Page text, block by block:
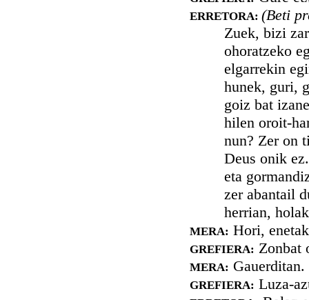
ERRETORA: (Beti
Zuek, bizi
ohoratzeko
elgarrekin
hunek, guri,
goiz bat
hilen oroit-
nun? Zer on
Deus onik
eta
zer abantail
herrian,
MERA: Hori,
GREFIERA: Zonbat
MERA: Gauerditan.
GREFIERA: Luza-